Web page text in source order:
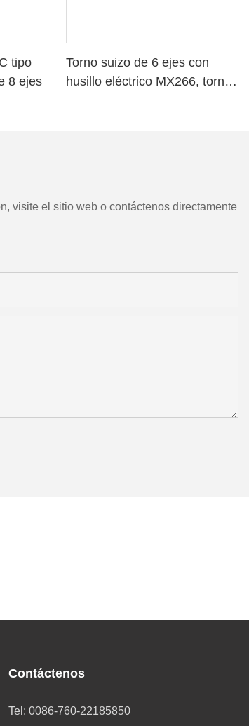
tipo
8 ejes
Torno suizo de 6 ejes con
husillo eléctrico MX266, torno
visite el sitio web o contáctenos directamente
Contáctenos
Tel: 0086-760-22185850